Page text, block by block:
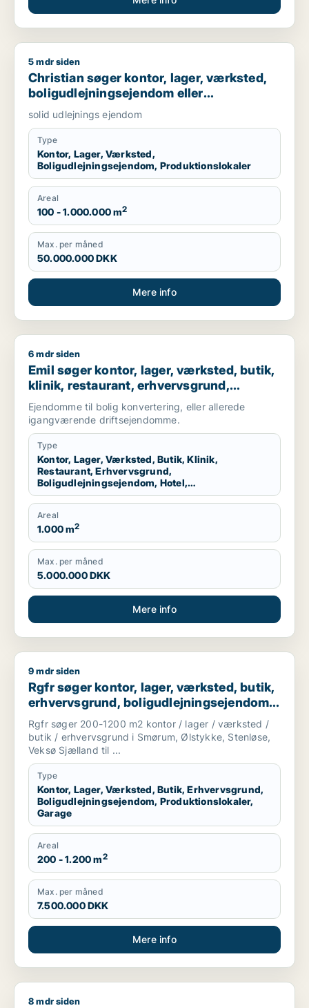
Christian søger kontor, lager, værksted,
5 mdr siden
Christian søger kontor, lager, værksted,
boligudlejningsejendom eller
produktionslokaler til salg i Nordsjælland,
Roskilde eller Holbæk
solid udlejnings ejendom
Type
Kontor, Lager, Værksted,
Boligudlejningsejendom, Produktionslokaler
Areal
100 - 1.000.000 m2
Max. per måned
50.000.000 DKK
Mere info
Emil søger kontor, lager, værksted, butik, klinik,
6 mdr siden
Emil søger kontor, lager, værksted, butik,
klinik, restaurant, erhvervsgrund,
boligudlejningsejendom, hotel,
produktionslokaler eller garage til salg i
Nordsjælland
Ejendomme til bolig konvertering, eller allerede
igangværende driftsejendomme.
Type
Kontor, Lager, Værksted, Butik, Klinik,
Restaurant, Erhvervsgrund,
Boligudlejningsejendom, Hotel,
Produktionslokaler, Garage
Areal
1.000 m2
Max. per måned
5.000.000 DKK
Mere info
Rgfr søger kontor, lager, værksted, butik, erhvervsgrund,
9 mdr siden
Rgfr søger kontor, lager, værksted, butik,
erhvervsgrund, boligudlejningsejendom,
produktionslokaler eller garage til salg i
Egedal
Rgfr søger 200-1200 m2 kontor / lager / værksted /
butik / erhvervsgrund i Smørum, Ølstykke, Stenløse,
Veksø Sjælland til ...
Type
Kontor, Lager, Værksted, Butik, Erhvervsgrund,
Boligudlejningsejendom, Produktionslokaler,
Garage
Areal
200 - 1.200 m2
Max. per måned
7.500.000 DKK
Mere info
Kenn søger boligudlejningsejendom til salg i Hedehusene,
8 mdr siden